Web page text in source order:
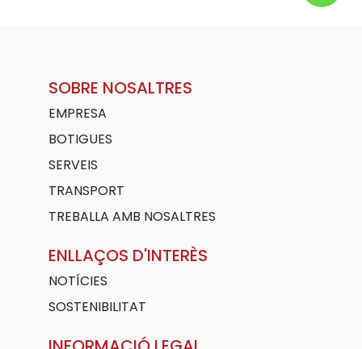
SOBRE NOSALTRES
EMPRESA
BOTIGUES
SERVEIS
TRANSPORT
TREBALLA AMB NOSALTRES
ENLLAÇOS D'INTERÈS
NOTÍCIES
SOSTENIBILITAT